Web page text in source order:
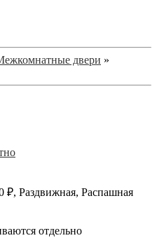
двери »
₽, Раздвижная, Распашная
отдельно